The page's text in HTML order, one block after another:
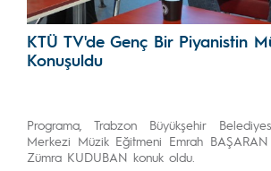
KTÜ TV'de Genç Bir Piyanistin
Konuşuldu
Programa, Trabzon Büyükşehir
Merkezi Müzik Eğitmeni Emrah
Zümra KUDUBAN konuk oldu.